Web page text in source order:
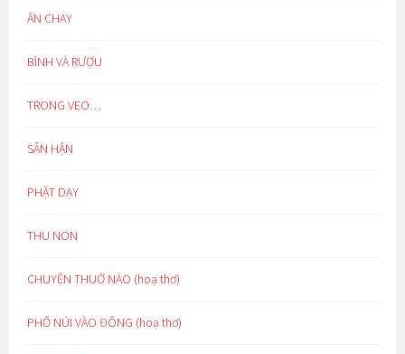
ĂN CHAY
BÌNH VÀ RƯỢU
TRONG VEO…
SÂN HẬN
PHẬT DẠY
THU NON
CHUYỆN THUỞ NÀO (hoạ thơ)
PHỐ NÚI VÀO ĐÔNG (hoạ thơ)